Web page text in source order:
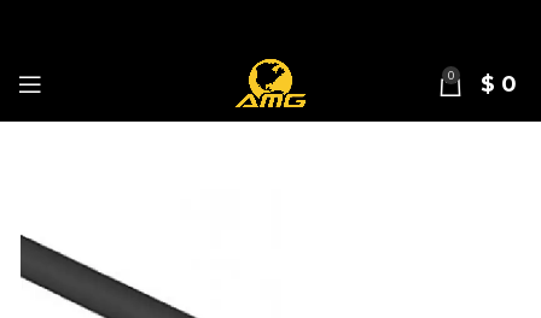
0 $ 0